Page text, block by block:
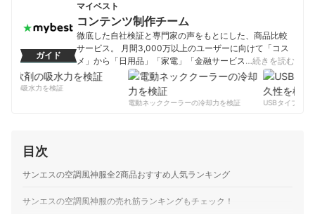
ガイド
マイベスト
コンテンツ制作チーム
徹底した自社検証と専門家の声をもとにした、商品比較
サービス。 月間3,000万以上のユーザーに向けて「コス
メ」から「日用品」「家電」「金融サービス」まで、ベ
ストな商品を選んでもらうために、毎日コンテンツを制
コンテンツ制作チームのプロフィール
…続きを読む
剤の吸水力を検証
電動ネッククーラーの冷却力を検証
USBタイプCケ
目次
サンエスの空調風神服全2商品おすすめ人気ランキング
サンエスの空調風神服の売れ筋ランキングもチェック！